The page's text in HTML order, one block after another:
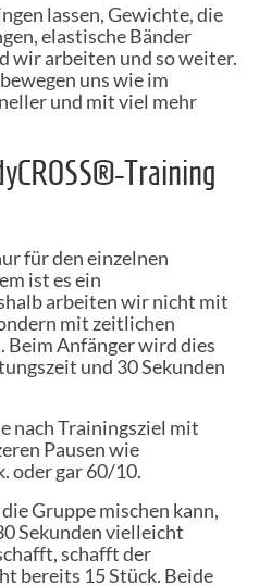
lassen, Gewichte, die
elastische Bänder
wir arbeiten und so weiter.
uns wie im
und mit viel mehr
Training
für den einzelnen
ist es ein
arbeiten wir nicht mit
mit zeitlichen
Beim Anfänger wird dies
und 30 Sekunden
nach Trainingsziel mit
Pausen wie
oder gar 60/10.
Gruppe mischen kann,
Sekunden vielleicht
schafft der
bereits 15 Stück. Beide